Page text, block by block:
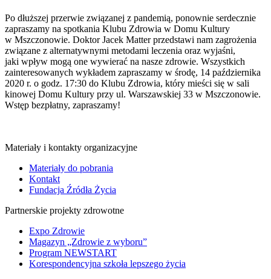
Po dłuższej przerwie związanej z pandemią, ponownie serdecznie
zapraszamy na spotkania Klubu Zdrowia w Domu Kultury
w Mszczonowie. Doktor Jacek Matter przedstawi nam zagrożenia
związane z alternatywnymi metodami leczenia oraz wyjaśni,
jaki wpływ mogą one wywierać na nasze zdrowie. Wszystkich
zainteresowanych wykładem zapraszamy w środę, 14 października
2020 r. o godz. 17:30 do Klubu Zdrowia, który mieści się w sali
kinowej Domu Kultury przy ul. Warszawskiej 33 w Mszczonowie.
Wstęp bezpłatny, zapraszamy!
Materiały i kontakty organizacyjne
Materiały do pobrania
Kontakt
Fundacja Źródła Życia
Partnerskie projekty zdrowotne
Expo Zdrowie
Magazyn „Zdrowie z wyboru”
Program NEWSTART
Korespondencyjna szkoła lepszego życia